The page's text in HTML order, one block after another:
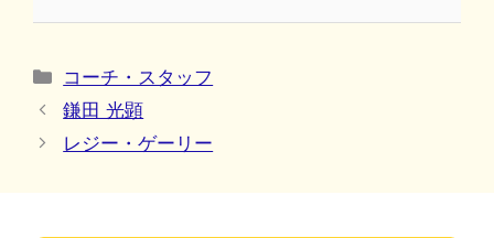
カ
テ
リ
コーチ・スタッフ
鎌田 光顕
レジー・ゲーリー